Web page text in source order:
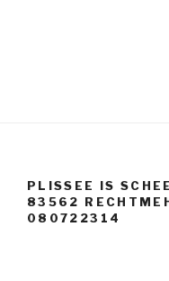
PLISSEE IS
83562
080722314